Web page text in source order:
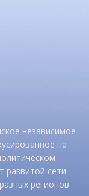
независимое
на
развитой сети
регионов